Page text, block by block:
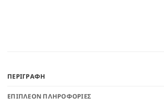
ΠΕΡΙΓΡΑΦΉ
ΕΠΙΠΛΈΟΝ ΠΛΗΡΟΦΟΡΊΕΣ